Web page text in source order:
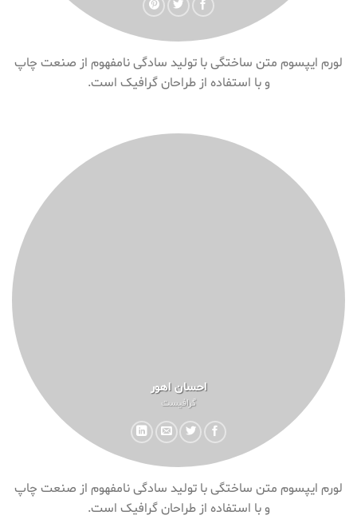
لورم ایپسوم متن ساختگی با تولید سادگی نامفهوم از صنعت چاپ
و با استفاده از طراحان گرافیک است.
احسان اهور
گرافیست
لورم ایپسوم متن ساختگی با تولید سادگی نامفهوم از صنعت چاپ
و با استفاده از طراحان گرافیک است.